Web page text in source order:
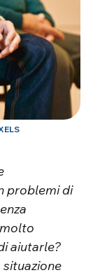
problemi di
aiutarle?
situazione